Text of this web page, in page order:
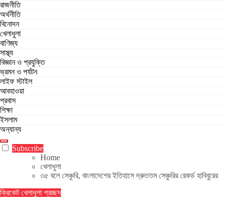
রাজনীতি
অর্থনীতি
বিনোদন
খেলাধুলা
বাণিজ্য
সাস্থ্য
বিজ্ঞান ও প্রযুক্তি
ভ্রমন ও পর্যটন
লাইফ স্টাইল
আবহাওয়া
প্রবাস
শিক্ষা
ইসলাম
অন্যান্য
Subscribe
Home
খেলাধুলা
৩৫ বলে সেঞ্চুরি, বাংলাদেশের ইতিহাসে দ্রুততম সেঞ্চুরির রেকর্ড হাবিবুরের
ক্রিকেটখেলাধুলা প্রচ্ছদ